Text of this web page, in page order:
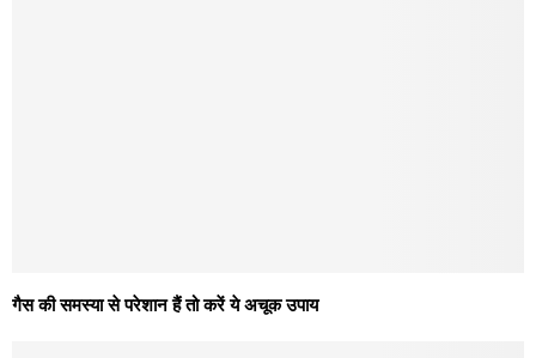
गैस की समस्या से परेशान हैं तो करें ये अचूक उपाय